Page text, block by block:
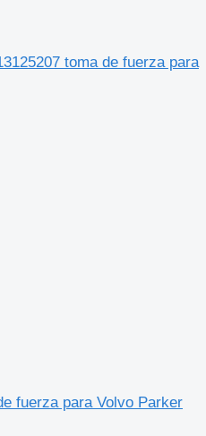
toma de fuerza para
fuerza para Volvo Parker